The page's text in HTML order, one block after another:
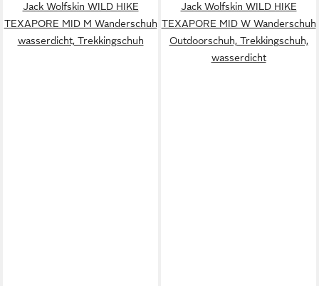
Jack Wolfskin WILD HIKE
TEXAPORE MID M Wanderschuh
wasserdicht, Trekkingschuh
Jack Wolfskin WILD HIKE
TEXAPORE MID W Wanderschuh
Outdoorschuh, Trekkingschuh,
wasserdicht